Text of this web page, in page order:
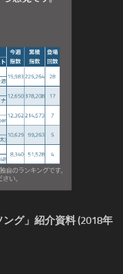
ング」紹介資料 (2018年